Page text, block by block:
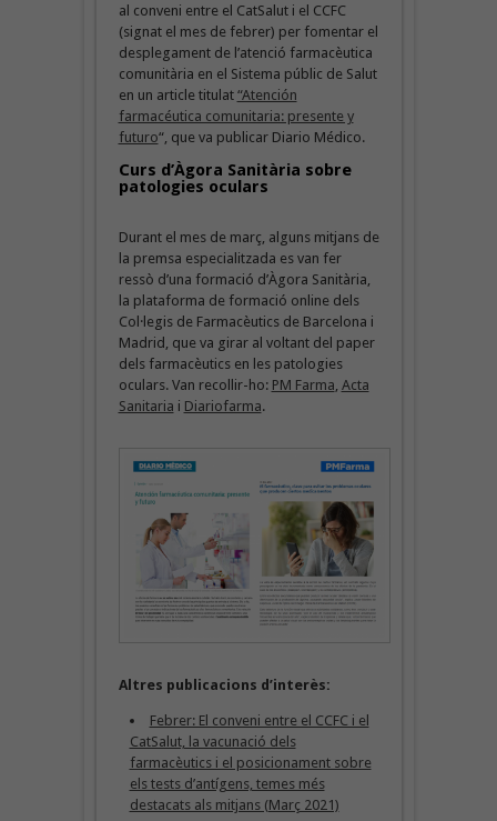
al conveni entre el CatSalut i el CCFC
(signat el mes de febrer) per fomentar el
desplegament de l’atenció farmacèutica
comunitària en el Sistema públic de Salut
en un article titulat “Atención
farmacéutica comunitaria: presente y
futuro“, que va publicar Diario Médico.
Curs d’Àgora Sanitària sobre
patologies oculars
Durant el mes de març, alguns mitjans de
la premsa especialitzada es van fer
ressò d’una formació d’Àgora Sanitària,
la plataforma de formació online dels
Col·legis de Farmacèutics de Barcelona i
Madrid, que va girar al voltant del paper
dels farmacèutics en les patologies
oculars. Van recollir-ho: PM Farma, Acta
Sanitaria i Diariofarma.
Altres publicacions d’interès:
Febrer: El conveni entre el CCFC i el
CatSalut, la vacunació dels
farmacèutics i el posicionament sobre
els tests d’antígens, temes més
destacats als mitjans (Març 2021)